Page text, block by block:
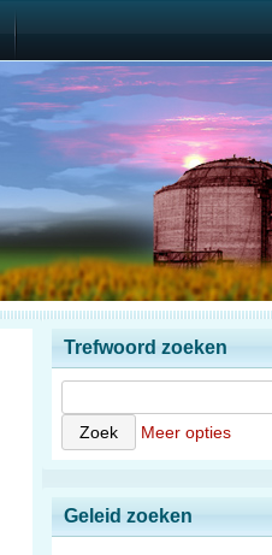
Trefwoord zoeken
Meer opties
Geleid zoeken